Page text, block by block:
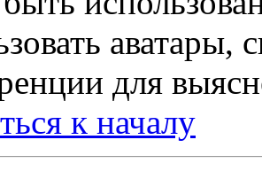
аватары,
для
к началу